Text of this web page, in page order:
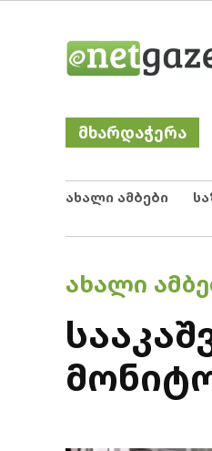
მხარდაჭერა
ახალი ამბები
POSTED
ᲐᲮᲐᲚᲘ